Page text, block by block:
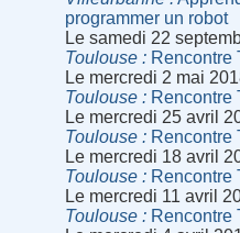
programmer un robot
Le samedi 22
Toulouse
Rencontre
Le mercredi 2 mai
Toulouse
Rencontre
Le mercredi 25 avril
Toulouse
Rencontre
Le mercredi 18 avril
Toulouse
Rencontre
Le mercredi 11 avril
Toulouse
Rencontre